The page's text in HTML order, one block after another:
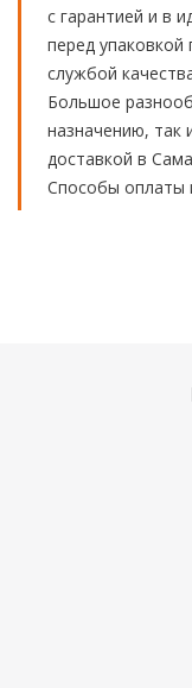
с гарантией и в
перед
службой
Большое
назначению, так
доставкой в
Способы оплаты